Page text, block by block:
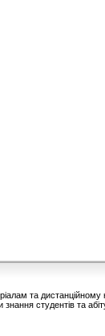
та
студентів та